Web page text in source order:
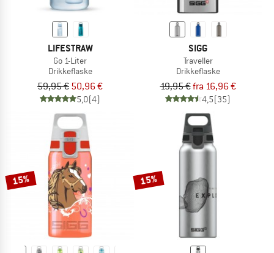
LIFESTRAW
Go 1-Liter
Drikkeflaske
59,95 € 50,96 €
5,0(4)
SIGG
Traveller
Drikkeflaske
19,95 €fra 16,96 €
4,5(35)
15% 15%